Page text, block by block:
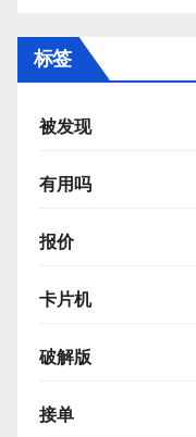
标签
被发现
有用吗
报价
卡片机
破解版
接单